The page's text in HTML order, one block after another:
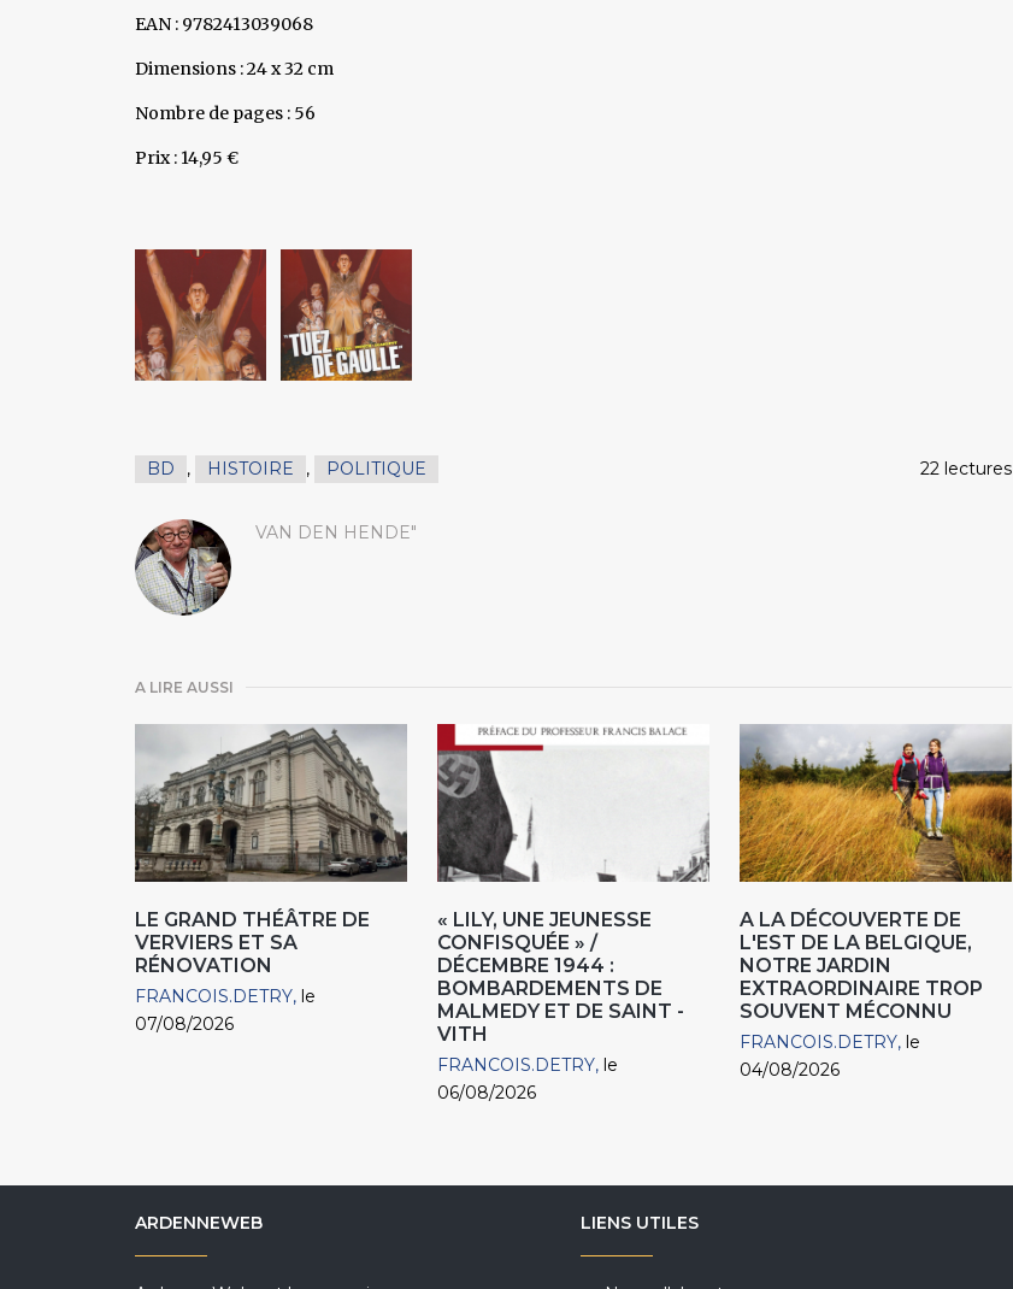
EAN : 9782413039068
Dimensions : 24 x 32 cm
Nombre de pages : 56
Prix : 14,95 €
BD , HISTOIRE , POLITIQUE 22 lectures
VAN DEN HENDE"
A LIRE AUSSI
LE GRAND THÉÂTRE DE
VERVIERS ET SA
RÉNOVATION
FRANCOIS.DETRY le
07/08/2026
« LILY, UNE JEUNESSE
CONFISQUÉE » /
DÉCEMBRE 1944 :
BOMBARDEMENTS DE
MALMEDY ET DE SAINT -
VITH
FRANCOIS.DETRY le
06/08/2026
A LA DÉCOUVERTE DE
L'EST DE LA BELGIQUE,
NOTRE JARDIN
EXTRAORDINAIRE TROP
SOUVENT MÉCONNU
FRANCOIS.DETRY le
04/08/2026
ARDENNEWEB LIENS UTILES